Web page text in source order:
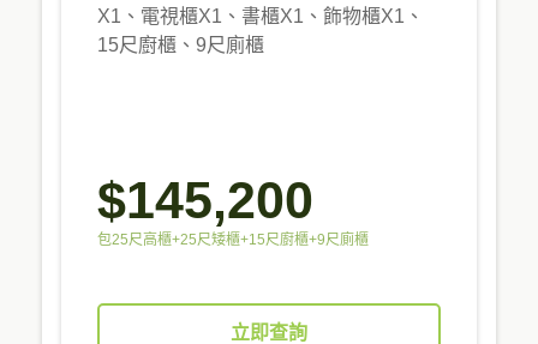
X1、電視櫃X1、書櫃X1、飾物櫃X1、
15尺廚櫃、9尺廁櫃
$145,200
包25尺高櫃+25尺矮櫃+15尺廚櫃+9尺廁櫃
立即查詢